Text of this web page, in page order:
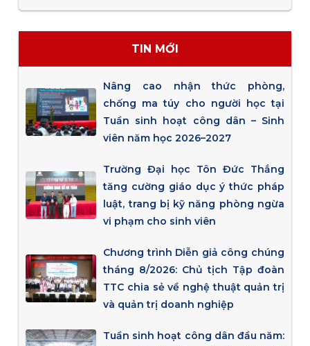
TIN MỚI
Nâng cao nhận thức phòng,
chống ma túy cho người học tại
Tuần sinh hoạt công dân – Sinh
viên năm học 2026–2027
Trường Đại học Tôn Đức Thắng
tăng cường giáo dục ý thức pháp
luật, trang bị kỹ năng phòng ngừa
vi phạm cho sinh viên
Chương trình Diễn giả công chúng
tháng 8/2026: Chủ tịch Tập đoàn
TTC chia sẻ về nghệ thuật quản trị
và quản trị doanh nghiệp
Tuần sinh hoạt công dân đầu năm: